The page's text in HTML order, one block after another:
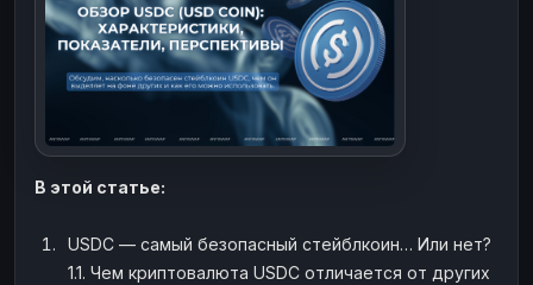
Binance RUB Binance
ИНТЕРНЕТ БАНКИНГ
Альфа-Банк RUB
Райффайзен
Т-Банк RUB
СБЕР
Альфа-Банк
Т-Банк RUB
В этой статье:
USDC — самый безопасный стейблкоин… Или нет?
1.1. Чем криптовалюта USDC отличается от других